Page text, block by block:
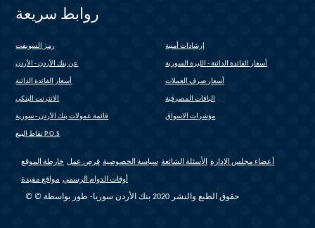
روابط سريعة
رمز السويفت إرشادات أمنية
عن بنك الأردن - الأردن أسعار الفائدة الدائنة - الليرة السورية
أسعار الفائدة الدائنة أسعار صرف العملات
الانترنت البنكي الباقات المصرفية
قائمة عمولات بنك الأردن - سورية مؤشرات الاسواق
نقاط البيع P.O.S
خارطة الموقع فرص عمل سياسة الخصوصية الأسئلة الشائعة أعضاء مجلس الإدارة
مواقع مفيدة أوقات الدوام الرسمي
© © حقوق الطبع والنشر 2020 بنك الأردن سوريا- طور بواسطة